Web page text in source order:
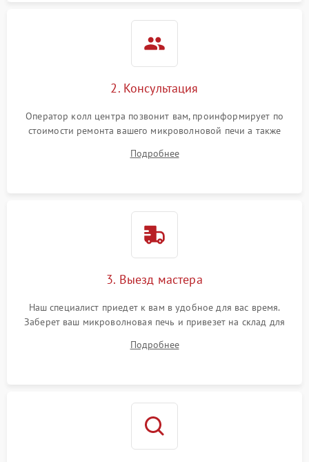
2. Консультация
Оператор колл центра позвонит вам, проинформирует по
стоимости ремонта вашего микроволновой печи а также
Подробнее
3. Выезд мастера
Наш специалист приедет к вам в удобное для вас время.
Заберет ваш микроволновая печь и привезет на склад для
Подробнее